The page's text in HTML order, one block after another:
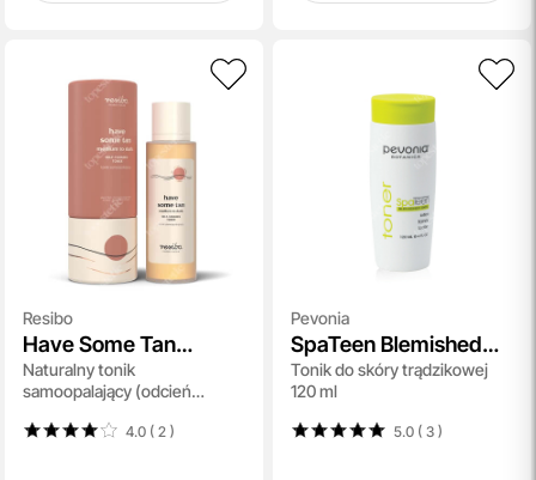
Resibo
Have Some Tan
Medium to Dark
Naturalny tonik
samoopalający (odcień
4.0 ( 2 )
Pevonia
SpaTeen Blemished
Skin Toner
Tonik do skóry trądzikowej
120 ml
5.0 ( 3)